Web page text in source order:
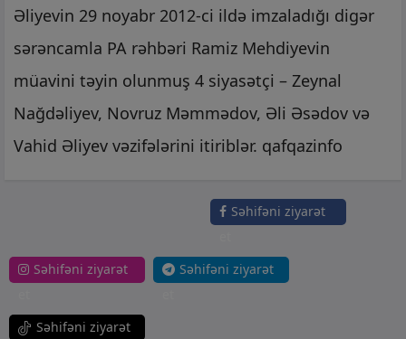
Əliyevin 29 noyabr 2012-ci ildə imzaladığı digər
sərəncamla PA rəhbəri Ramiz Mehdiyevin
müavini təyin olunmuş 4 siyasətçi – Zeynal
Nağdəliyev, Novruz Məmmədov, Əli Əsədov və
Vahid Əliyev vəzifələrini itiriblər. qafqazinfo
Səhifəni ziyarət
Səhifəni ziyarət
Səhifəni ziyarət
Səhifəni ziyarət